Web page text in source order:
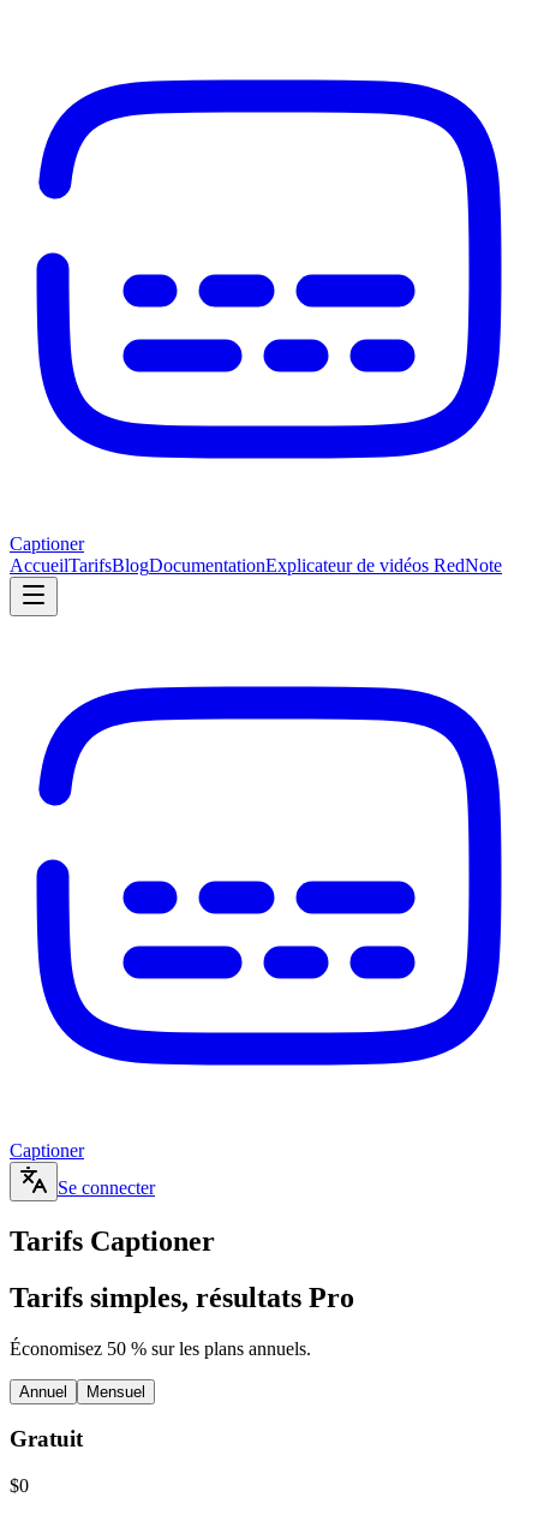
Captioner
AccueilTarifsBlogDocumentationExplicateur de vidéos RedNote
Captioner
Se connecter
Tarifs Captioner
Tarifs simples, résultats Pro
Économisez 50 % sur les plans annuels.
Annuel Mensuel
Gratuit
$0